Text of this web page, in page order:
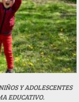
Y ADOLESCENTES
EDUCATIVO.